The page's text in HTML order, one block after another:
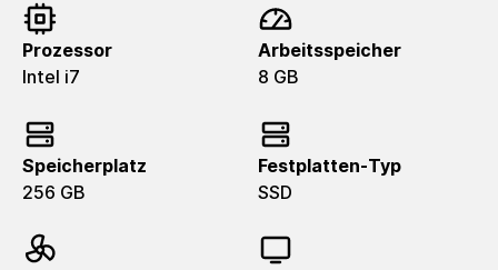
Prozessor
Intel i7
Arbeitsspeicher
8 GB
Speicherplatz
256 GB
Festplatten-Typ
SSD